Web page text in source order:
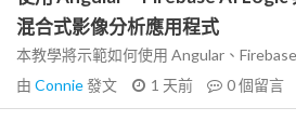
混合式影像分析應用程式
本教學將示範如何使用 Angular、
由 Connie發文 1 天前 0個留言